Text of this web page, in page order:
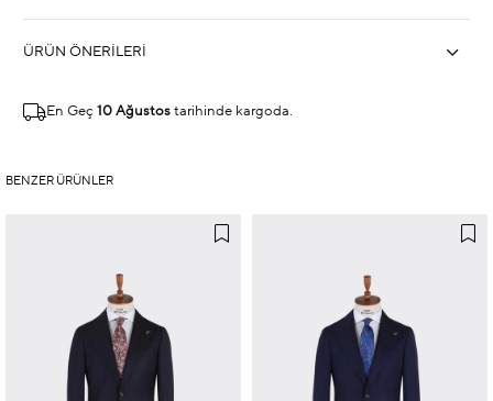
ÜRÜN ÖNERILERI
En Geç 10 Ağustos tarihinde kargoda.
BENZER ÜRÜNLER